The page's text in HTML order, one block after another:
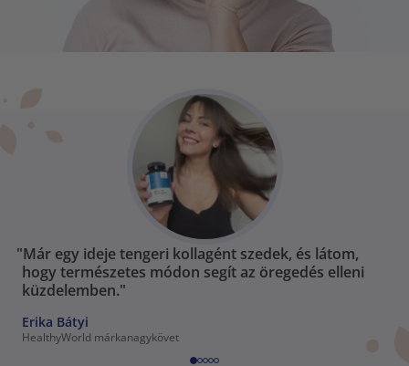
"Már egy ideje tengeri kollagént szedek, és látom,
hogy természetes módon segít az öregedés elleni
küzdelemben."
Erika Bátyi
HealthyWorld márkanagykövet